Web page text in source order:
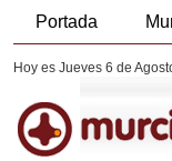
Portada
Hoy es Jueves 6 de